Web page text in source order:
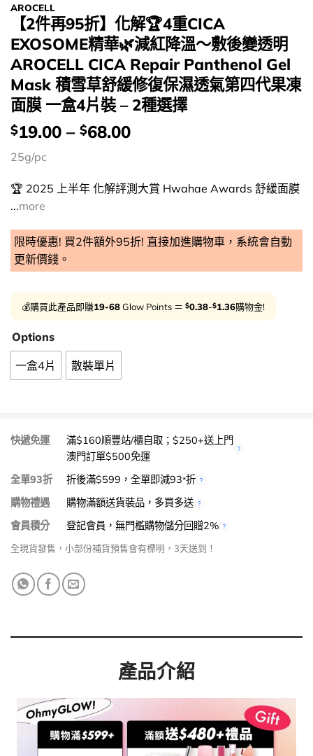
AROCELL
【2件再95折】化解🏆4重CICA
EXOSOME精華🌿減紅降溫～敷後變透明
AROCELL CICA Repair Panthenol Gel
Mask 積雪草舒緩修復保濕透氣第四代果凍
面膜 一盒4片裝 – 2種選擇
價
錢：
$19.00 – $68.00
25g/pc
🏆 2025 上半年 化解評測大賞 Hwahae Awards 舒緩面膜
...more
限時優惠! 買2件額外95折! 直接加進購物車，系統會自動
更新價錢。
💰購買此產品即賺19-68Glow Points ＝ $0.38-$1.36購物金!
Options
一盒4片 散裝單片
快遞免運
滿$160順豐站/櫃自取；$250+送上門
澳門訂單$500免運
全單93折
折後滿$599，全單即減93*折
購物禮遇
購物滿額送貨裝品，多買多送
會員積分
登記會員，無門檻購物儲分回贈2%
全現貨發售，小部份補貨預售會有標明，3天送到！
產品介紹